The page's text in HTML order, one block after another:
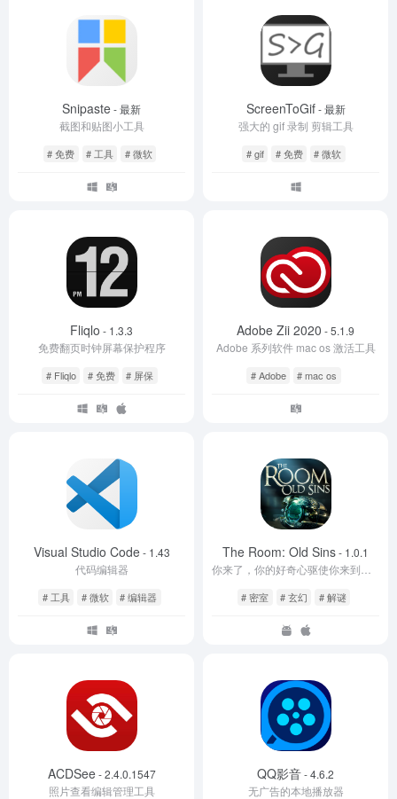
Snipaste- 最新
截图和贴图小工具
# 免费 # 工具 # 微软
ScreenToGif- 最新
强大的 gif 录制 剪辑工具
# gif # 免费 # 微软
Fliqlo - 1.3.3
免费翻页时钟屏幕保护程序
# Fliqlo # 免费 # 屏保
Adobe Zii 2020 - 5.1.9
Adobe 系列软件 mac os 激活工具
# Adobe # mac os
Visual Studio Code- 1.43
代码编辑器
# 工具 # 微软 # 编辑器
The Room: Old Sins- 1.0.1
# 密室 # 玄幻 # 解谜
ACDSee- 2.4.0.1547
照片查看编辑管理工具
QQ影音- 4.6.2
无广告的本地播放器